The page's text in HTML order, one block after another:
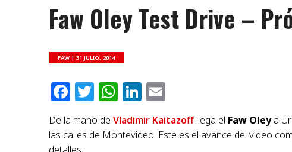
Faw Oley Test Drive –
FAW |31 JULIO, 2014
Facebook
Twitter
WhatsApp
LinkedIn
De la mano deVladimir Kaitazoffllega el Faw Oleya
las calles de Montevideo. Este es el avance del video